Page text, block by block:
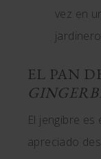
vez en
EL PAN
El jengibre es
apreciado